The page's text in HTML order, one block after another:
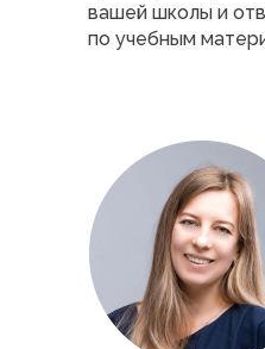
вашей школы и
по учебным